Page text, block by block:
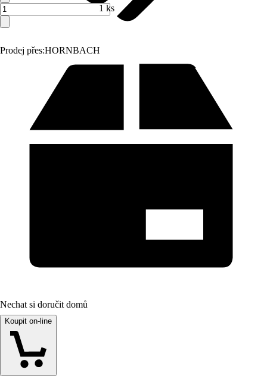
Prodej přes:HORNBACH
1 ks
Nechat si doručit domů
Koupit on-line